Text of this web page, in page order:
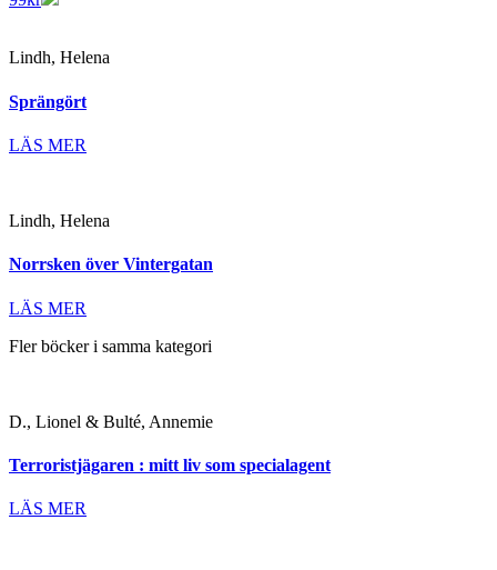
Lindh, Helena
Sprängört
LÄS MER
Lindh, Helena
Norrsken över Vintergatan
LÄS MER
Fler böcker i samma kategori
D., Lionel & Bulté, Annemie
Terroristjägaren : mitt liv som specialagent
LÄS MER